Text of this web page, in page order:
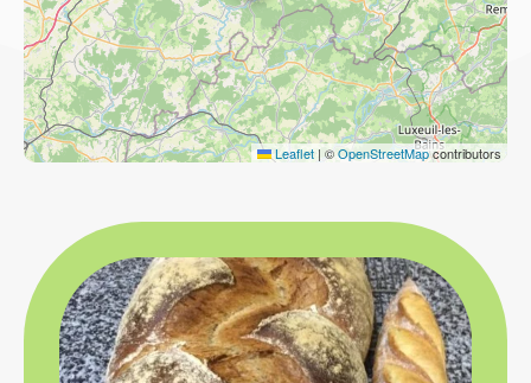
Leaflet | ©OpenStreetMapcontributors